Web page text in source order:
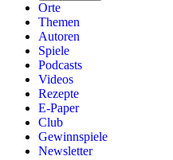
Orte
Themen
Autoren
Spiele
Podcasts
Videos
Rezepte
E-Paper
Club
Gewinnspiele
Newsletter